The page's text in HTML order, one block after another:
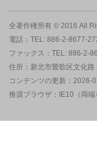
全著作権所有 © 2016 All
電話：TEL: 886-2-8677-
ファックス：TEL: 886-2-
住所：新北市鶯歌区文化路
コンテンツの更新：2026-
推奨ブラウザ：IE10（両端